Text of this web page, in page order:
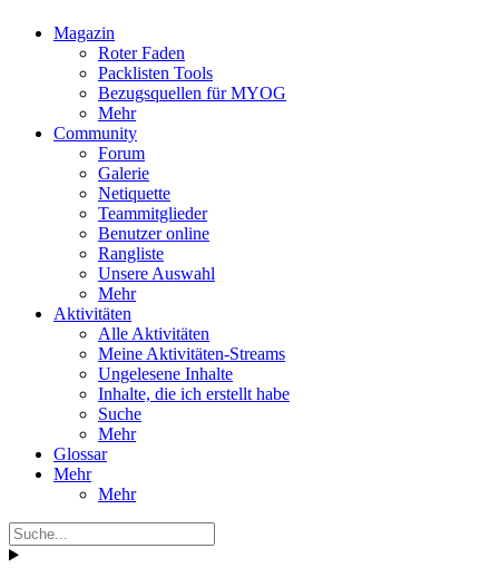
Magazin
Roter Faden
Packlisten Tools
Bezugsquellen für MYOG
Mehr
Community
Forum
Galerie
Netiquette
Teammitglieder
Benutzer online
Rangliste
Unsere Auswahl
Mehr
Aktivitäten
Alle Aktivitäten
Meine Aktivitäten-Streams
Ungelesene Inhalte
Inhalte, die ich erstellt habe
Suche
Mehr
Glossar
Mehr
Mehr